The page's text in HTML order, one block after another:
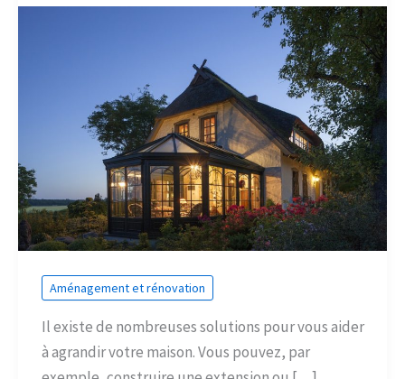
Aménagement et rénovation
Il existe de nombreuses solutions pour vous aider
à agrandir votre maison. Vous pouvez, par